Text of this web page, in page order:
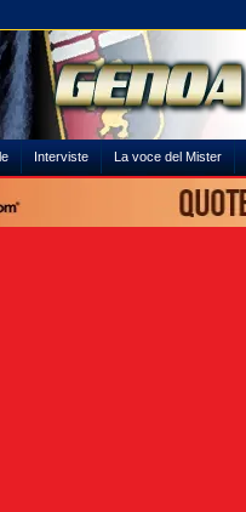
Interviste La voce del Mister